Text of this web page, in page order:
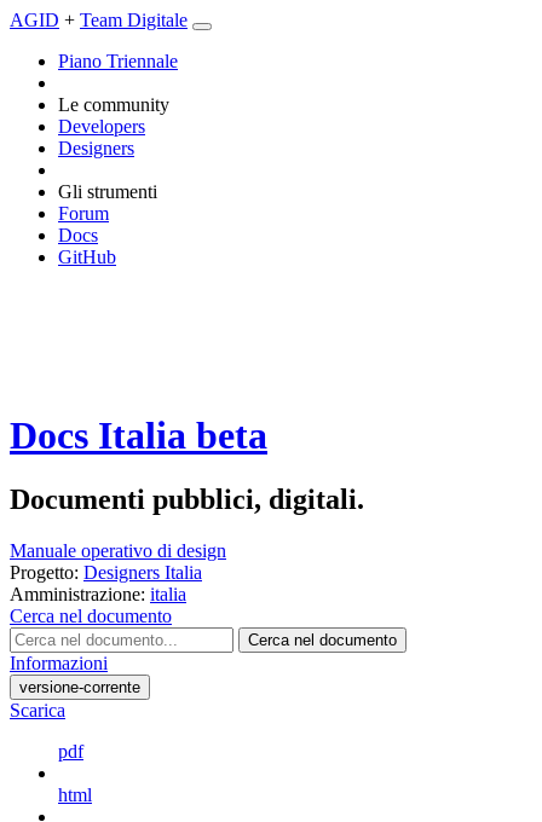
AGID + Team Digitale
Piano Triennale
Le community
Developers
Designers
Gli strumenti
Forum
Docs
GitHub
Docs Italia beta
Documenti pubblici, digitali.
Manuale operativo di design
Progetto: Designers Italia
Amministrazione: italia
Cerca nel documento
Cerca nel documento
Informazioni
versione-corrente
Scarica
pdf
html